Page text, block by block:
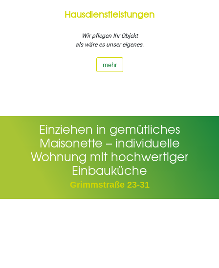
Hausdienstleistungen
Wir pflegen Ihr Objekt
als wäre es unser eigenes.
mehr
Einziehen in gemütliches
Maisonette – individuelle
Wohnung mit hochwertiger
Einbauküche
Grimmstraße 23-31